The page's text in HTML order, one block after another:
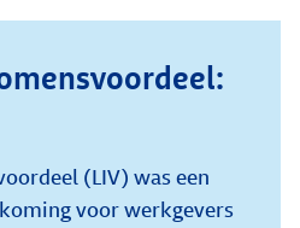
(LIV) was een
voor werkgevers